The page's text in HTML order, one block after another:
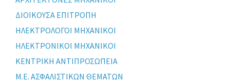
ΔΙΟΙΚΟΥΣΑ ΕΠΙΤΡΟΠΗ
ΗΛΕΚΤΡΟΛΟΓΟΙ ΜΗΧΑΝΙΚΟΙ
ΗΛΕΚΤΡΟΝΙΚΟΙ ΜΗΧΑΝΙΚΟΙ
ΚΕΝΤΡΙΚΗ ΑΝΤΙΠΡΟΣΩΠΕΙΑ
Μ.Ε. ΑΣΦΑΛΙΣΤΙΚΩΝ ΘΕΜΑΤΩΝ